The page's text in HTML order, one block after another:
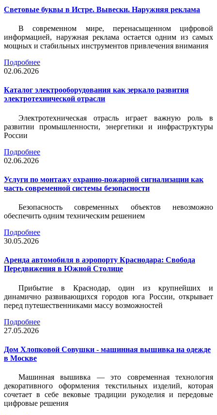
Световые буквы в Истре. Вывески. Наружняя реклама
В современном мире, перенасыщенном цифровой
информацией, наружная реклама остается одним из самых
мощных и стабильных инструментов привлечения внимания
Подробнее
02.06.2026
Каталог электрооборудования как зеркало развития
электротехнической отрасли
Электротехническая отрасль играет важную роль в
развитии промышленности, энергетики и инфраструктуры
России
Подробнее
02.06.2026
Услуги по монтажу охранно-пожарной сигнализации как
часть современной системы безопасности
Безопасность современных объектов невозможно
обеспечить одним техническим решением
Подробнее
30.05.2026
Аренда автомобиля в аэропорту Краснодара: Свобода
Передвижения в Южной Столице
Прибытие в Краснодар, один из крупнейших и
динамично развивающихся городов юга России, открывает
перед путешественниками массу возможностей
Подробнее
27.05.2026
Дом Хлопковой Совушки - машинная вышивка на одежде
в Москве
Машинная вышивка — это современная технология
декоративного оформления текстильных изделий, которая
сочетает в себе вековые традиции рукоделия и передовые
цифровые решения